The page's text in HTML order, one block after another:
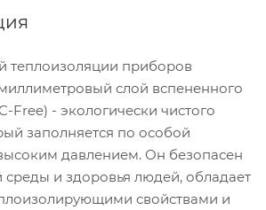
теплоизоляции приборов
слой вспененного
Free) - экологически чистого
заполняется по особой
давлением. Он безопасен
и здоровья людей, обладает
свойствами и